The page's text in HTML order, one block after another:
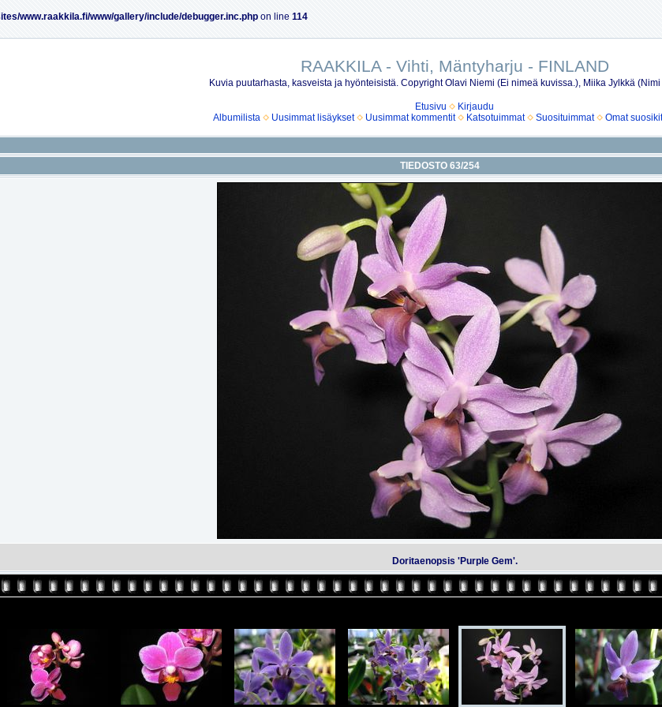
www.raakkila.fi/www/gallery/include/debugger.inc.php on line 114
RAAKKILA - Vihti, Mäntyharju - FINLAND
Kuvia puutarhasta, kasveista ja hyönteisistä. Copyright Olavi Niemi (Ei nimeä kuvissa.), Miika Jylkkä
Etusivu
Kirjaudu
Albumilista
Uusimmat lisäykset Uusimmat kommentit Katsotuimmat Suosituimmat Omat suosikit
TIEDOSTO 63/254
Doritaenopsis 'Purple Gem'.